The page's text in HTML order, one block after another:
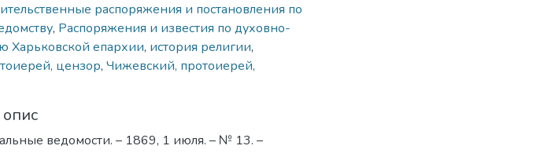
распоряжения и постановления по
, Распоряжения и известия по духовно-
Харьковской епархии, история религии,
цензор, Чижевский, протоиерей,
опис
ведомости. – 1869, 1 июля. – № 13. –